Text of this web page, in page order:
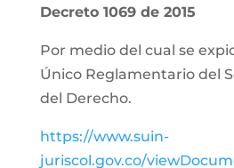
Decreto 1069 de 2015
Por medio del cual se
Único Reglamentario del
del Derecho.
https://www.suin-
juriscol.gov.co/